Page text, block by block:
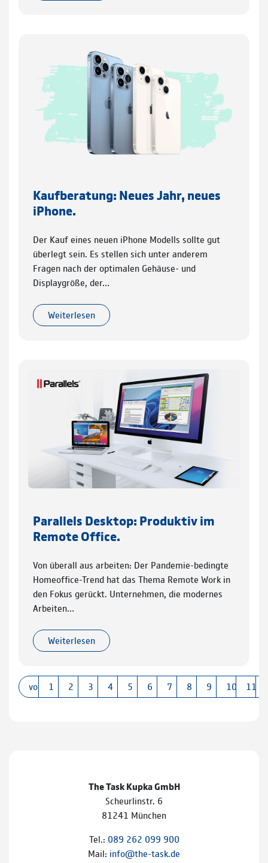
Kaufberatung: Neues Jahr, neues
iPhone.
Der Kauf eines neuen iPhone Modells sollte gut
überlegt sein. Es stellen sich unter anderem
Fragen nach der optimalen Gehäuse- und
Displaygröße, der…
Weiterlesen
Parallels Desktop: Produktiv im
Remote Office.
Von überall aus arbeiten: Der Pandemie-bedingte
Homeoffice-Trend hat das Thema Remote Work in
den Fokus gerückt. Unternehmen, die modernes
Arbeiten…
Weiterlesen
vorherige
1 2 3 4 5 6 7 8 9 10 11
The Task Kupka GmbH
Scheurlinstr. 6
81241 München
Tel.: 089 262 099 900
Mail: info@the-task.de